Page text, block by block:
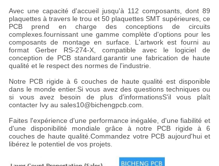
Avec une capacité d'accueil jusqu'à 112 composants, dont 89
plaquettes à travers le trou et 50 plaquettes SMT supérieures, ce
PCB prend en charge des conceptions de circuits
complexes.fournissant une gamme complète d'options pour les
composants de montage en surface. L'artwork est fourni au
format Gerber RS-274-X, compatible avec le logiciel de
conception de PCB standard.garantir une fabrication de haute
qualité et le respect des normes de l'industrie.
Notre PCB rigide à 6 couches de haute qualité est disponible
dans le monde entier.Si vous avez des questions techniques ou
si vous avez besoin de plus d'informationsS'il vous plaît
contacter Ivy au sales10@bichengpcb.com.
Faites l'expérience d'une performance inégalée, d'une fiabilité et
d'une disponibilité mondiale grâce à notre PCB rigide à 6
couches de haute qualité.Commandez votre PCB aujourd'hui et
libérez le potentiel de vos projets.